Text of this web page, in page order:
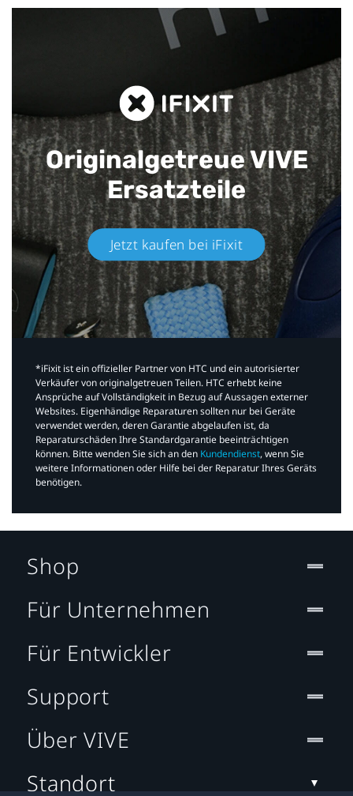
Originalgetreue VIVE
Ersatzteile
Jetzt kaufen bei iFixit​
*iFixit ist ein offizieller Partner von HTC und ein autorisierter
Verkäufer von originalgetreuen Teilen. HTC erhebt keine
Ansprüche auf Vollständigkeit in Bezug auf Aussagen externer
Websites. Eigenhändige Reparaturen sollten nur bei Geräte
verwendet werden, deren Garantie abgelaufen ist, da
Reparaturschäden Ihre Standardgarantie beeinträchtigen
können. Bitte wenden Sie sich an den Kundendienst, wenn Sie
weitere Informationen oder Hilfe bei der Reparatur Ihres Geräts
benötigen.​
Shop
Für Unternehmen
Für Entwickler
Support
Über VIVE
Standort